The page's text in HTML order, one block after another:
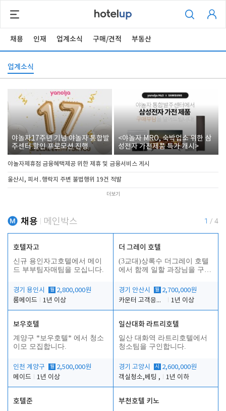
채용 인재 업계소식 구매/견적 부동산
업계소식
야놀자17주년 기념 야놀자 통합발
주센터 할인 프로모션 진행
<야놀자 MRO, 숙박업소 위한 삼
성전자 가전제품 특가 개시>
야놀자제휴점 금융혜택제공 위한 제휴 및 금융서비스 게시
울산시, 피서․행락지 주변 불법행위 19건 적발
더보기
채용 메인박스 1 / 4
호텔자고
신규 용인자고호텔에서 메이
드 부부팀자매팀을 모십니다.
경기 용인시 월 2,800,000원
룸메이드
1년 이상
더 그레이 호텔
(3교대)상록수 더그레이 호텔
에서 함께 일할 과장님을 구합
경기 안산시
월 2,700,000원
카운터 고객응대 및 야간더블청소
1년 이상
보우호텔
계양구 *보우호텔* 에서 청소
이모 모집합니다.
인천 계양구 월 2,500,000원
메이드
1년 이상
일산대화 라트리호텔
일산 대화역 라트리호텔에서
청소팀을 구인합니다.
경기 고양시 시
2,600,000원
객실청소,베팅 ,
1년 이하
호텔준 부천호텔 키노